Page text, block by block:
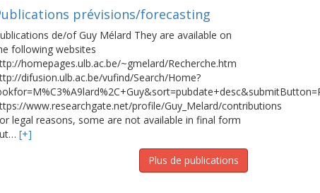
prévisions/forecasting
de/of Guy Mélard They are available on
following websites
homepages.ulb.ac.be/~gmelard/Recherche.htm
difusion.ulb.ac.be/vufind/Search/Home?
www.researchgate.net/profile/Guy_Melard/contributions
legal reasons, some are not available in final form
[+]
Plus de publications